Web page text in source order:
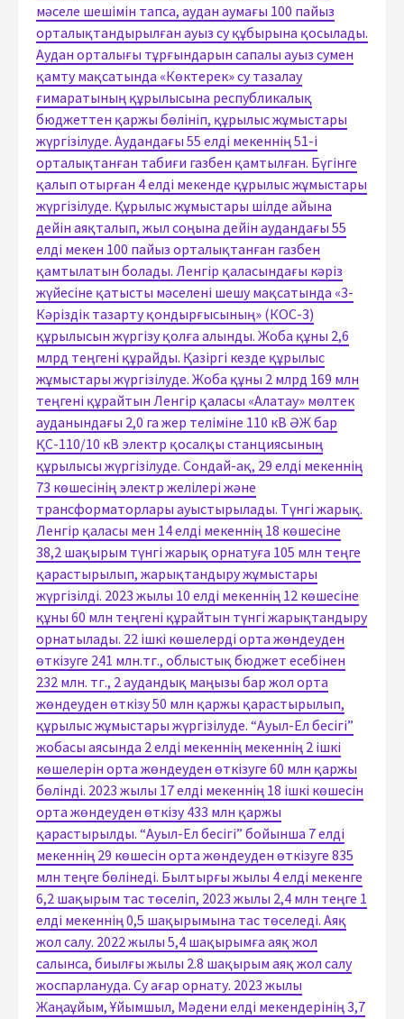
мәселе шешімін тапса, аудан аумағы 100 пайыз
орталықтандырылған ауыз су құбырына қосылады.
Аудан орталығы тұрғындарын сапалы ауыз сумен
қамту мақсатында «Көктерек» су тазалау
ғимаратының құрылысына республикалық
бюджеттен қаржы бөлініп, құрылыс жұмыстары
жүргізілуде. Аудандағы 55 елді мекеннің 51-і
орталықтанған табиғи газбен қамтылған. Бүгінге
қалып отырған 4 елді мекенде құрылыс жұмыстары
жүргізілуде. Құрылыс жұмыстары шілде айына
дейін аяқталып, жыл соңына дейін аудандағы 55
елді мекен 100 пайыз орталықтанған газбен
қамтылатын болады. Ленгір қаласындағы кәріз
жүйесіне қатысты мәселені шешу мақсатында «3-
Кәріздік тазарту қондырғысының» (КОС-3)
құрылысын жүргізу қолға алынды. Жоба құны 2,6
млрд теңгені құрайды. Қазіргі кезде құрылыс
жұмыстары жүргізілуде. Жоба құны 2 млрд 169 млн
теңгені құрайтын Ленгір қаласы «Алатау» мөлтек
ауданындағы 2,0 га жер теліміне 110 кВ ӘЖ бар
ҚС-110/10 кВ электр қосалқы станциясының
құрылысы жүргізілуде. Сондай-ақ, 29 елді мекеннің
73 көшесінің электр желілері және
трансформаторлары ауыстырылады. Түнгі жарық.
Ленгір қаласы мен 14 елді мекеннің 18 көшесіне
38,2 шақырым түнгі жарық орнатуға 105 млн теңге
қарастырылып, жарықтандыру жұмыстары
жүргізілді. 2023 жылы 10 елді мекеннің 12 көшесіне
құны 60 млн теңгені құрайтын түнгі жарықтандыру
орнатылады. 22 ішкі көшелерді орта жөндеуден
өткізуге 241 млн.тг., облыстық бюджет есебінен
232 млн. тг., 2 аудандық маңызы бар жол орта
жөндеуден өткізу 50 млн қаржы қарастырылып,
құрылыс жұмыстары жүргізілуде. “Ауыл-Ел бесігі”
жобасы аясында 2 елді мекеннің мекеннің 2 ішкі
көшелерін орта жөндеуден өткізуге 60 млн қаржы
бөлінді. 2023 жылы 17 елді мекеннің 18 ішкі көшесін
орта жөндеуден өткізу 433 млн қаржы
қарастырылды. “Ауыл-Ел бесігі” бойынша 7 елді
мекеннің 29 көшесін орта жөндеуден өткізуге 835
млн теңге бөлінеді. Былтырғы жылы 4 елді мекенге
6,2 шақырым тас төселіп, 2023 жылы 2,4 млн теңге 1
елді мекеннің 0,5 шақырымына тас төселеді. Аяқ
жол салу. 2022 жылы 5,4 шақырымға аяқ жол
салынса, биылғы жылы 2.8 шақырым аяқ жол салу
жоспарлануда. Су ағар орнату. 2023 жылы
Жаңаұйым, Ұйымшыл, Мәдени елді мекендерінің 3,7